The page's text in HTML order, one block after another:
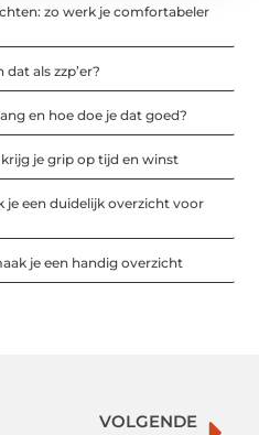
zo werk je comfortabeler
als zzp’er?
en hoe doe je dat goed?
je grip op tijd en winst
je een duidelijk overzicht voor
je een handig overzicht
VOLGENDE